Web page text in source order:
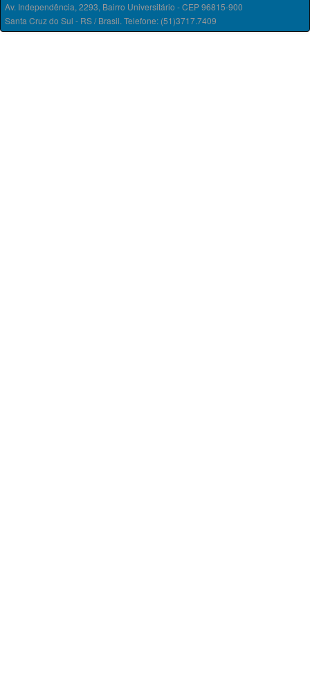
Av. Independência, 2293, Bairro Universitário - CEP 96815-900
Santa Cruz do Sul - RS / Brasil. Telefone: (51)3717.7409